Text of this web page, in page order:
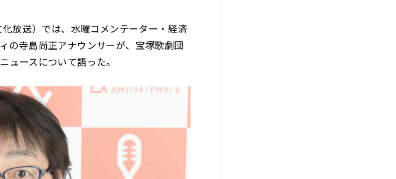
放送）では、水曜コメンテーター・経済
の寺島尚正アナウンサーが、宝塚歌劇団
ュースについて語った。